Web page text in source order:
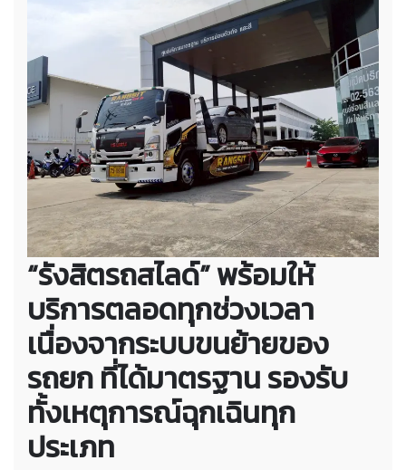
“รังสิตรถสไลด์” พร้อมให้
บริการตลอดทุกช่วงเวลา
เนื่องจากระบบขนย้ายของ
รถยก ที่ได้มาตรฐาน รองรับ
ทั้งเหตุการณ์ฉุกเฉินทุก
ประเภท